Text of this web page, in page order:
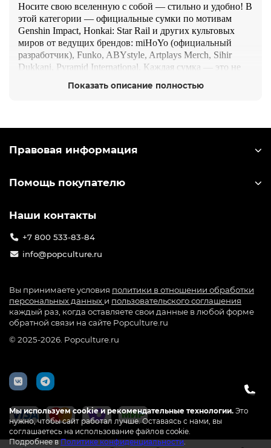
Носите свою вселенную с собой — стильно и удобно! В
этой категории — официальные сумки по мотивам
Genshin Impact, Honkai: Star Rail и других культовых
миров от ведущих брендов: miHoYo (официальный
разработчик), Funko, ABYstyle, Artplays Merch, Sihir
Dukkani, Pyramid International. Каждая сумка — это не
принадлежность к любимой франшизе. Идеально для
отделения — и, конечно, подарочная упаковка!
Показать описание полностью
Мы используем cookie и рекомендательные технологии. Это
нужно, чтобы сайт работал лучше. Оставаясь с нами, вы
соглашаетесь на использование файлов cookie.
Подробнее вПолитике конфиденциальности.
Правовая информация
Помощь покупателю
Наши контакты
+7 800 533-83-84
info@popculture.ru
Вы принимаете условия политики в отношении обработки
персональных данных и пользовательского соглашения
каждый раз, когда оставляете свои данные в любой форме
обратной связи на сайте Popculture.ru
© 2025-2026. Popculture.ru